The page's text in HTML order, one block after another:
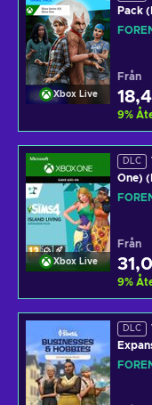
Xbox Live
Pack
Från
9%
Xbox Live
DLC
One)
Från
9%
DLC